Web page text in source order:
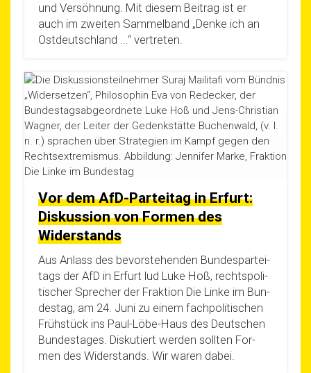
und Ver­söh­nung. Mit die­sem Bei­trag ist er
auch im zwei­ten Sam­mel­band „Den­ke ich an
Ost­deutsch­land ...“ vertreten.
Vor dem AfD-Parteitag in Erfurt:
Diskussion von Formen des
Widerstands
Aus Anlass des bevor­ste­hen­den Bun­des­par­tei­
tags der AfD in Erfurt lud Luke Hoß, rechts­po­li­
ti­scher Spre­cher der Frak­ti­on Die Lin­ke im Bun­
des­tag, am 24. Juni zu einem fach­po­li­ti­schen
Früh­stück ins Paul-Löbe-Haus des Deut­schen
Bun­des­ta­ges. Dis­ku­tiert wer­den soll­ten For­
men des Wider­stands. Wir waren dabei.